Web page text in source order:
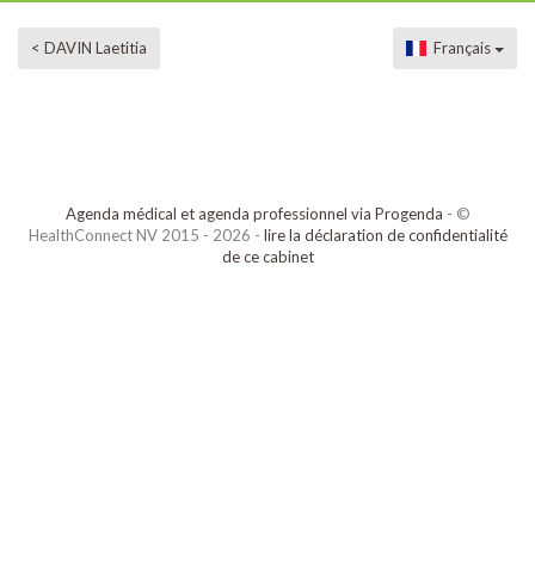
< DAVIN Laetitia Français
Agenda médical et agenda professionnel via Progenda - ©
HealthConnect NV 2015 - 2026 - lire la déclaration de confidentialité
de ce cabinet